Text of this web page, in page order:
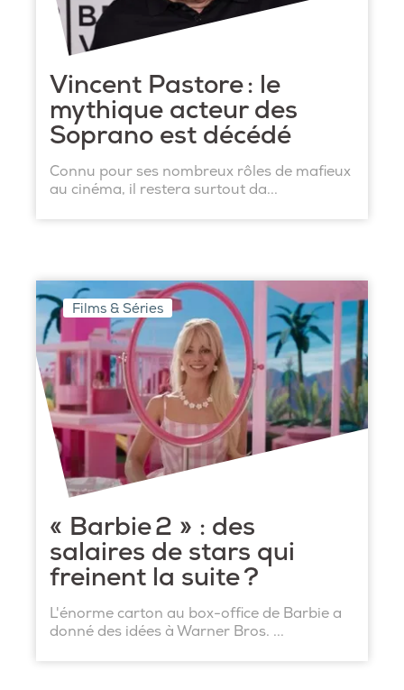
Vincent Pastore : le
mythique acteur des
Soprano est décédé
Connu pour ses nombreux rôles de mafieux
au cinéma, il restera surtout da...
Films & Séries
« Barbie 2 » : des
salaires de stars qui
freinent la suite ?
L'énorme carton au box-office de Barbie a
donné des idées à Warner Bros. ...